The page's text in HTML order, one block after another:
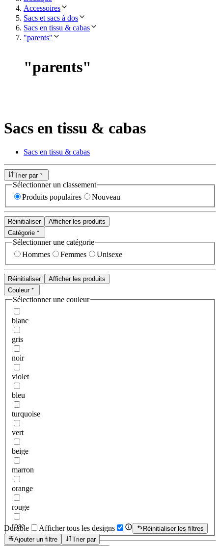
Accessoires
Sacs et sacs à dos
Sacs en tissu & cabas
"parents"
"parents"
Sacs en tissu & cabas
Sacs en tissu & cabas
Trier par
Sélectionner un classement
Produits populaires
Nouveau
Réinitialiser
Afficher les produits
Catégorie
Sélectionner une catégorie
Hommes
Femmes Unisexe
Réinitialiser
Afficher les produits
Couleur
Sélectionner une couleur
blanc
gris
noir
violet
bleu
turquoise
vert
beige
marron
orange
rouge
rose
Durable Afficher tous les designs
Réinitialiser les filtres
Ajouter un filtre
Trier par